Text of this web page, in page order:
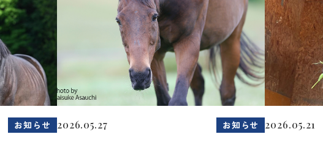
お知らせ 2026.05.27 お知らせ 2026.05.21